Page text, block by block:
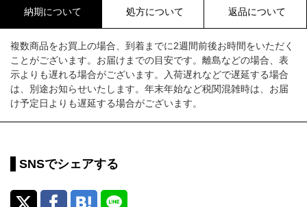
納期について 処方について 返品について
複数商品をお買上の場合、到着までに2週間前後お時間をいただく
ことがございます。お届けまでの目安です。離島などの場合、表
示よりも遅れる場合がございます。入荷遅れなどで遅延する場合
は、別途お知らせいたします。年末年始など税関混雑時は、お届
け予定日よりも遅延する場合がございます。
SNSでシェアする